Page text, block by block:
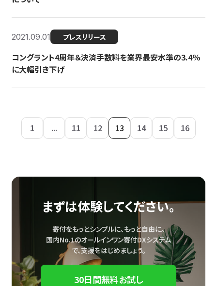
2021.09.01 プレスリリース
コングラント4周年＆決済手数料を業界最安水準の3.4％
に大幅引き下げ
1 ... 11 12 13 14 15 16
まずは体験してください。
寄付をもっとシンプルに、もっと自由に。
国内No.1のオールインワン寄付DXシステム
で、支援をはじめましょう。
30日間無料お試し